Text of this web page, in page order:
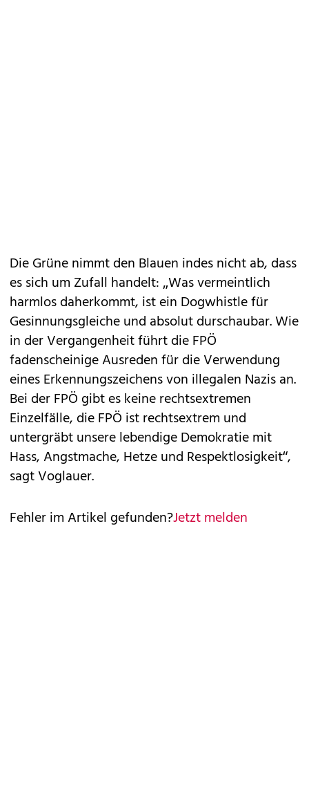
Die Grüne nimmt den Blauen indes nicht ab, dass
es sich um Zufall handelt: „Was vermeintlich
harmlos daherkommt, ist ein Dogwhistle für
Gesinnungsgleiche und absolut durschaubar. Wie
in der Vergangenheit führt die FPÖ
fadenscheinige Ausreden für die Verwendung
eines Erkennungszeichens von illegalen Nazis an.
Bei der FPÖ gibt es keine rechtsextremen
Einzelfälle, die FPÖ ist rechtsextrem und
untergräbt unsere lebendige Demokratie mit
Hass, Angstmache, Hetze und Respektlosigkeit“,
sagt Voglauer.
Fehler im Artikel gefunden?Jetzt melden